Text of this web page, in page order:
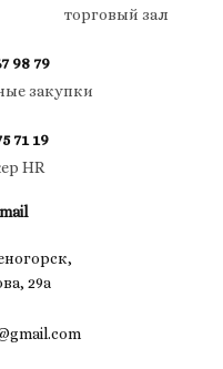
торговый зал
98 79
закупки
71 19
HR
29а